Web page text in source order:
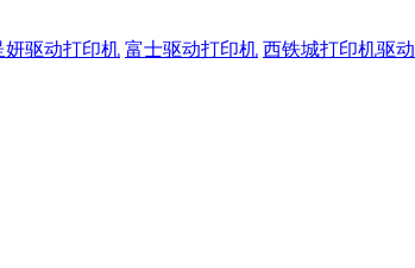
妍驱动打印机 富士驱动打印机 西铁城打印机驱动